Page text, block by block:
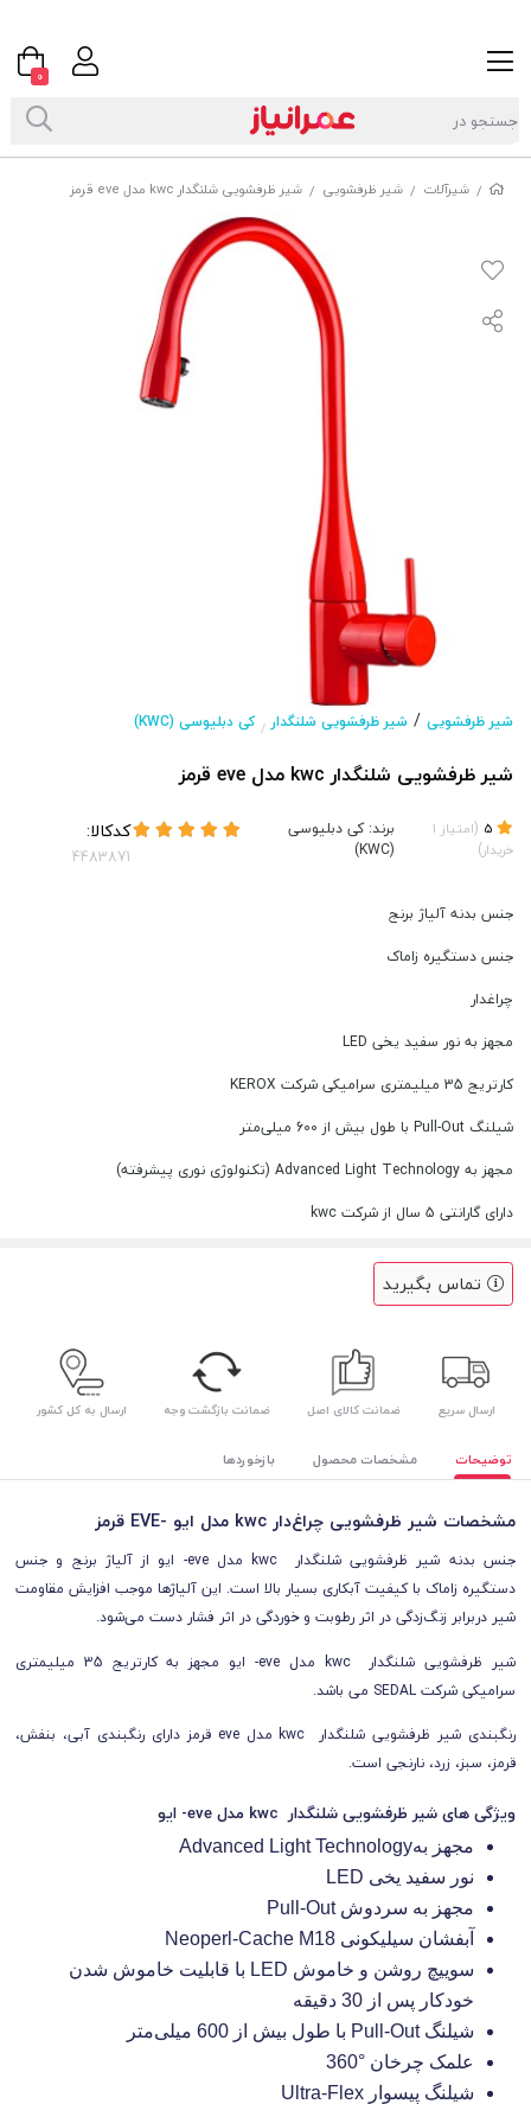
/ شیرآلات / شیر ظرفشویی / شیر ظرفشویی شلنگدار kwc مدل eve قرمز
شیر ظرفشویی / شیر ظرفشویی شلنگدار / کی دبلیوسی (KWC)
شیر ظرفشویی شلنگدار kwc مدل eve قرمز
(امتیاز 1
خریدار)
برند:کی دبلیوسی
(KWC)
کدکالا:
جنس بدنه آلیاژ برنج
جنس دستگیره زاماک
چراغدار
مجهز به نور سفید یخی LED
کارتریج 35 میلیمتری سرامیکی شرکت KEROX
شیلنگ Pull-Out با طول بیش از 600 میلی‌متر
مجهز به Advanced Light Technology (تکنولوژی نوری پیشرفته)
دارای گارانتی 5 سال از شرکت kwc
تماس بگیرید
ارسال سریع ضمانت کالای اصل ضمانت بازگشت وجه ارسال به کل کشور
توضیحات مشخصات محصول بازخوردها
مشخصات شیر ظرفشویی چراغ‌دار kwc مدل ایو -EVE قرمز
جنس بدنه شیر ظرفشویی شلنگدار kwc مدل eve- ایو از آلیاژ برنج و جنس
دستگیره زاماک با کیفیت آبکاری بسیار بالا است. این آلیاژها موجب افزایش مقاومت
شیر دربرابر زنگ‌زدگی در اثر رطوبت و خوردگی در اثر فشار دست می‌شود.
شیر ظرفشویی شلنگدار kwc مدل eve- ایو مجهز به کارتریج 35 میلیمتری
سرامیکی شرکت SEDAL می باشد.
رنگبندی شیر ظرفشویی شلنگدار kwc مدل eve قرمز دارای رنگبندی آبی، بنفش،
قرمز، سبز، زرد، نارنجی است.
ویژگی های شیر ظرفشویی شلنگدار kwc مدل eve- ایو
مجهز بهAdvanced Light Technology
نور سفید یخی LED
مجهز به سردوشPull-Out
آبفشان سیلیکونی Neoperl-Cache M18
سوییچ روشن و خاموش LED با قابلیت خاموش شدن
خودکار پس از 30 دقیقه
شیلنگPull-Out با طول بیش از 600 میلی‌متر
علمک چرخان °360
شیلنگ پیسوار Ultra-Flex
0